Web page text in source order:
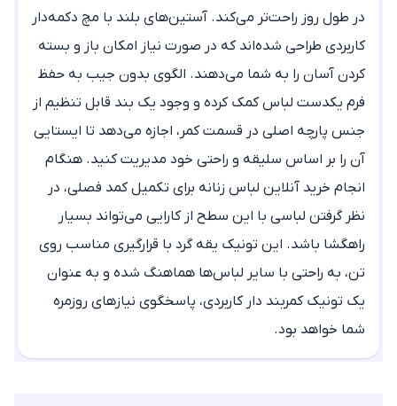
در طول روز راحت‌تر می‌کند. آستین‌های بلند با مچ دکمه‌دار
کاربردی طراحی شده‌اند که در صورت نیاز امکان باز و بسته
کردن آسان را به شما می‌دهند. الگوی بدون جیب به حفظ
فرم یکدست لباس کمک کرده و وجود یک بند قابل تنظیم از
جنس پارچه اصلی در قسمت کمر، اجازه می‌دهد تا ایستایی
آن را بر اساس سلیقه و راحتی خود مدیریت کنید. هنگام
انجام خرید آنلاین لباس زنانه برای تکمیل کمد فصلی، در
نظر گرفتن لباسی با این سطح از کارایی می‌تواند بسیار
راهگشا باشد. این تونیک یقه گرد با قرارگیری مناسب روی
تن، به راحتی با سایر لباس‌ها هماهنگ شده و به عنوان
یک تونیک کمربند دار کاربردی، پاسخگوی نیازهای روزمره
شما خواهد بود.